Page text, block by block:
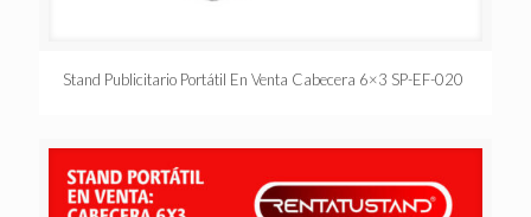
Stand Publicitario Portátil En Venta Cabecera 6×3 SP-EF-020